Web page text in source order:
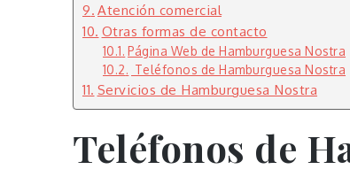
Atención comercial
Otras formas de contacto
Página Web de Hamburguesa Nostra
Teléfonos de Hamburguesa Nostra
Servicios de Hamburguesa Nostra
Teléfonos de